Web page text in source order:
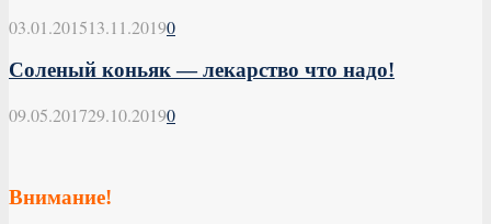
03.01.201513.11.20190
Соленый коньяк — лекарство что надо!
09.05.201729.10.20190
Внимание!